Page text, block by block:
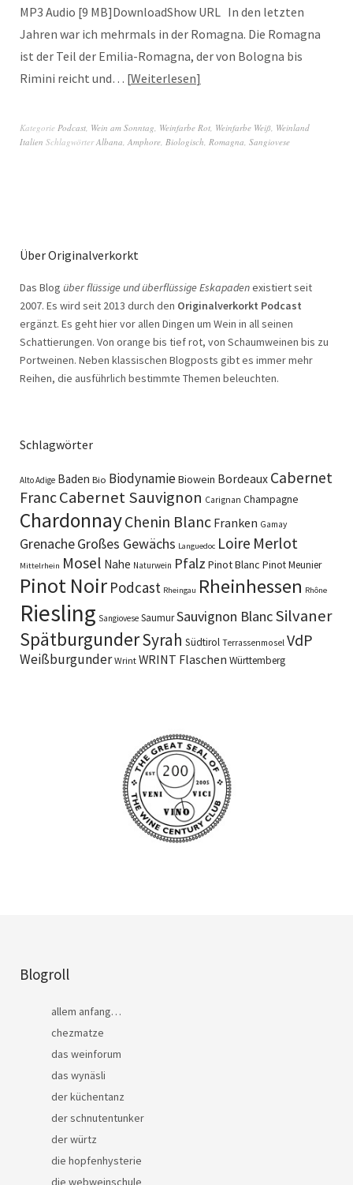
MP3 Audio [9 MB]DownloadShow URL In den letzten
Jahren war ich mehrmals in der Romagna. Die Romagna
ist der Teil der Emilia-Romagna, der von Bologna bis
Rimini reicht und… Weiterlesen
Kategorie Podcast Wein am Sonntag Weinfarbe Rot Weinfarbe Weiß Weinland
Italien SchlagwörterAlbana Amphore Biologisch Romagna Sangiovese
Über Originalverkorkt
Das Blog über flüssige und überflüssige Eskapadenexistiert seit
2007. Es wird seit 2013 durch den Originalverkorkt Podcast
ergänzt. Es geht hier vor allen Dingen um Wein in all seinen
Schattierungen. Von orange bis tief rot, von Schaumweinen bis zu
Portweinen. Neben klassischen Blogposts gibt es immer mehr
Reihen, die ausführlich bestimmte Themen beleuchten.
Schlagwörter
Alto Adige Baden Bio BiodynamieBiowein Bordeaux Cabernet
FrancCabernet Sauvignon Carignan Champagne
ChardonnayChenin Blanc Franken Gamay
GrenacheGroßes Gewächs Languedoc Loire Merlot
Mittelrhein Mosel Nahe Naturwein Pfalz Pinot Blanc Pinot Meunier
Pinot Noir Podcast Rheingau Rheinhessen Rhône
Riesling Sangiovese SaumurSauvignon BlancSilvaner
SpätburgunderSyrah Südtirol Terrassenmosel VdP
Weißburgunder Wrint WRINT Flaschen Württemberg
Blogroll
allem anfang…
chezmatze
das weinforum
das wynäsli
der küchentanz
der schnutentunker
der würtz
die hopfenhysterie
die webweinschule